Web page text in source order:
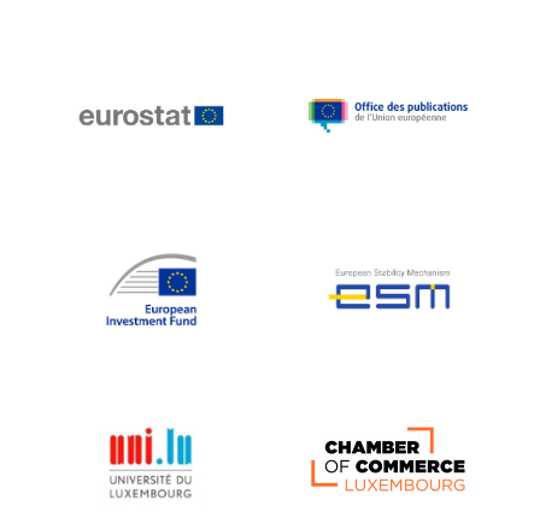
Katharien L.C. Hunt
Klaus-Heiner Lehne
Koen LENAERTS
Lars Heikensten
Lucas Papademos
Máire Geoghegan-Quinn